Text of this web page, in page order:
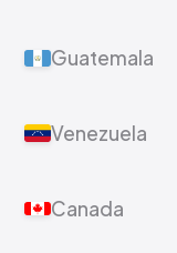
Guatemala
Venezuela
Canada